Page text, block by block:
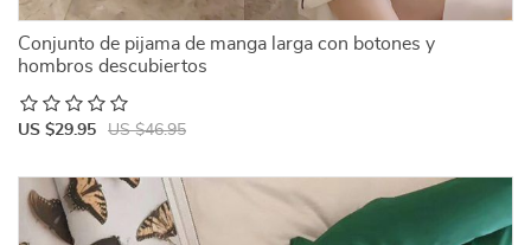
Conjunto de pijama de manga larga con botones y
hombros descubiertos
US $29.95 US $46.95